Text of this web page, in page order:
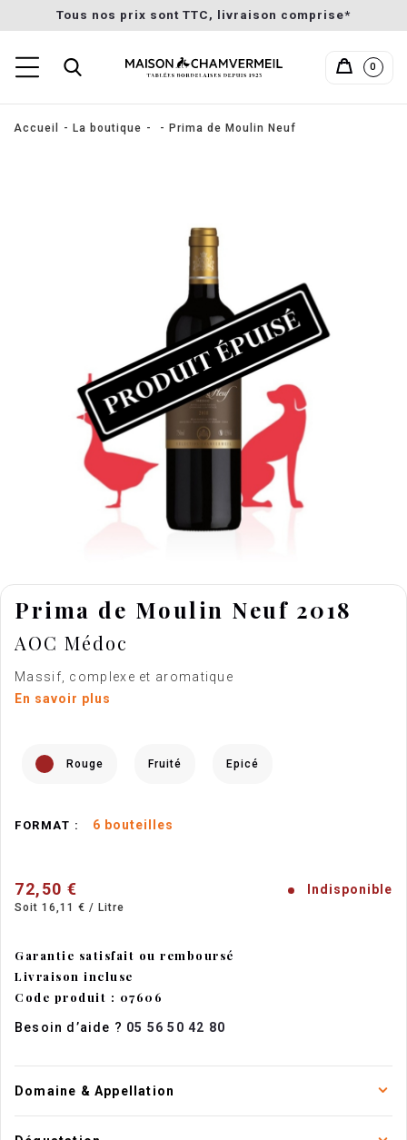
Tous nos prix sont TTC, livraison comprise*
0
Accueil La boutique Prima de Moulin Neuf
Prima de Moulin Neuf 2018
AOC Médoc
Massif, complexe et aromatique
En savoir plus
Rouge Fruité Epicé
FORMAT : 6 bouteilles
72,50 €
Soit 16,11 € / Litre
Indisponible
Garantie satisfait ou remboursé
Livraison incluse
Code produit : 07606
Besoin d’aide ? 05 56 50 42 80
Domaine & Appellation